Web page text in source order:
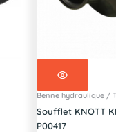
Benne hydraulique /
Soufflet KNOTT
P00417